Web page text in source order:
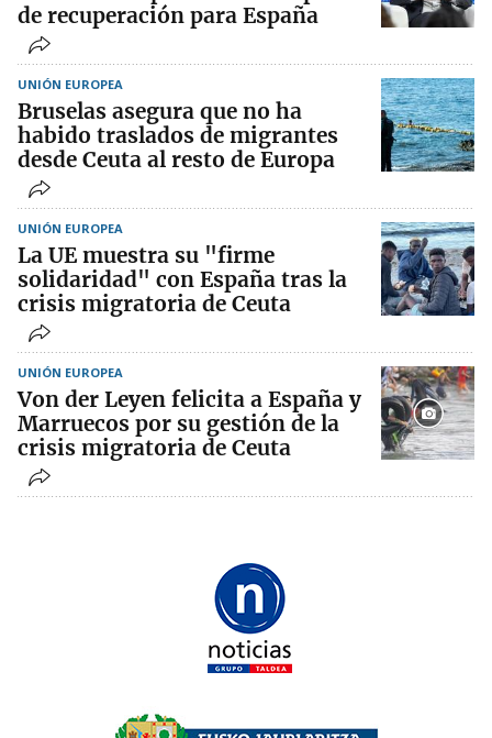
de recuperación para España
UNIÓN EUROPEA
Bruselas asegura que no ha
habido traslados de migrantes
desde Ceuta al resto de Europa
UNIÓN EUROPEA
La UE muestra su "firme
solidaridad" con España tras la
crisis migratoria de Ceuta
UNIÓN EUROPEA
Von der Leyen felicita a España y
Marruecos por su gestión de la
crisis migratoria de Ceuta